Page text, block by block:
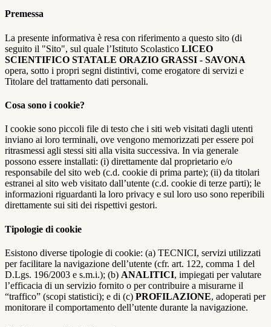
Premessa
La presente informativa è resa con riferimento a questo sito (di
seguito il "Sito", sul quale l’Istituto Scolastico LICEO
SCIENTIFICO STATALE ORAZIO GRASSI - SAVONA
opera, sotto i propri segni distintivi, come erogatore di servizi e
Titolare del trattamento dati personali.
Cosa sono i cookie?
I cookie sono piccoli file di testo che i siti web visitati dagli utenti
inviano ai loro terminali, ove vengono memorizzati per essere poi
ritrasmessi agli stessi siti alla visita successiva. In via generale
possono essere installati: (i) direttamente dal proprietario e/o
responsabile del sito web (c.d. cookie di prima parte); (ii) da titolari
estranei al sito web visitato dall’utente (c.d. cookie di terze parti); le
informazioni riguardanti la loro privacy e sul loro uso sono reperibili
direttamente sui siti dei rispettivi gestori.
Tipologie di cookie
Esistono diverse tipologie di cookie: (a) TECNICI, servizi utilizzati
per facilitare la navigazione dell’utente (cfr. art. 122, comma 1 del
D.Lgs. 196/2003 e s.m.i.); (b) ANALITICI, impiegati per valutare
l’efficacia di un servizio fornito o per contribuire a misurarne il
“traffico” (scopi statistici); e di (c) PROFILAZIONE, adoperati per
monitorare il comportamento dell’utente durante la navigazione.